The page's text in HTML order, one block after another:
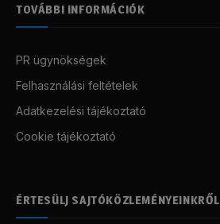
TOVÁBBI INFORMÁCIÓK
PR ügynökségek
Felhasználási feltételek
Adatkezelési tájékoztató
Cookie tájékoztató
ÉRTESÜLJ SAJTÓKÖZLEMÉNYEINKRŐL